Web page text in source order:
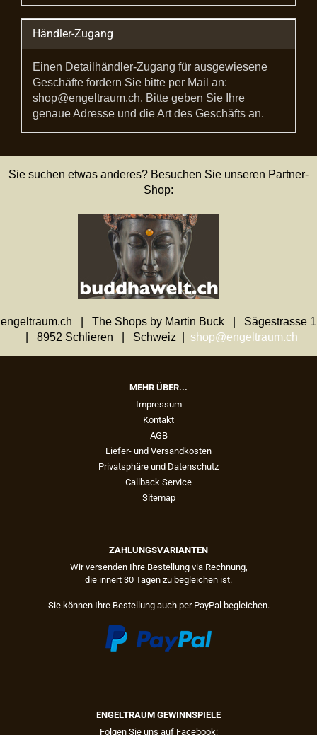
Händler-Zugang
Einen Detailhändler-Zugang für ausgewiesene
Geschäfte fordern Sie bitte per Mail an:
shop@engeltraum.ch. Bitte geben Sie Ihre
genaue Adresse und die Art des Geschäfts an.
Sie suchen etwas anderes? Besuchen Sie unseren Partner-
Shop:
engeltraum.ch | The Shops by Martin Buck | Sägestrasse 1
| 8952 Schlieren | Schweiz | shop@engeltraum.ch
MEHR ÜBER...
Impressum
Kontakt
AGB
Liefer- und Versandkosten
Privatsphäre und Datenschutz
Callback Service
Sitemap
ZAHLUNGSVARIANTEN
Wir versenden Ihre Bestellung via Rechnung,
die innert 30 Tagen zu begleichen ist.
Sie können Ihre Bestellung auch per PayPal begleichen.
ENGELTRAUM GEWINNSPIELE
Folgen Sie uns auf Facebook: